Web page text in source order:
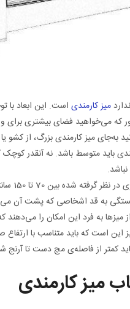
میز کارمندی است. این ابعاد با
که می‌خواهید فضای بیشتری برای
به‌جای میز کارمندی بزرگ، از کشو
باید متوسط باشد. نه آنقدر
است که باید متناسب با ارتفاع
کمتر از فاصله‌ی مچ دست تا آرنج
میز کارمندی